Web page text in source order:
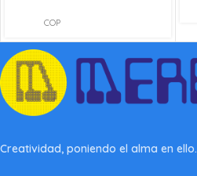
COP
Creatividad, poniendo el alma en ello.